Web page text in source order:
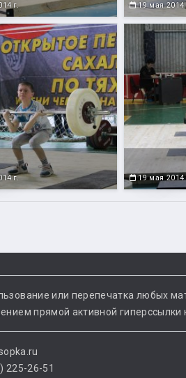
г. 19 мая 2014
г. 19 мая 2014
или перепечатка любых
прямой активной гиперссылки
225-26-51